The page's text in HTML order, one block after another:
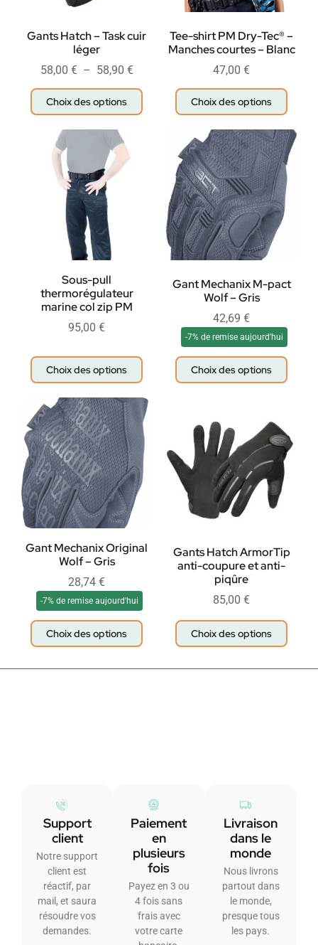
Gants Hatch – Task cuir
léger
58,00 € – 58,90 €
Choix des options
Tee-shirt PM Dry-Tec® –
Manches courtes – Blanc
47,00 €
Choix des options
Sous-pull
thermorégulateur
marine col zip PM
95,00 €
Choix des options
Gant Mechanix M-pact
Wolf – Gris
42,69 €
-7% de remise aujourd'hui
Choix des options
Gant Mechanix Original
Wolf – Gris
28,74 €
-7% de remise aujourd'hui
Choix des options
Gants Hatch ArmorTip
anti-coupure et anti-
piqûre
85,00 €
Choix des options
Support
client
Notre support
client est
réactif, par
mail, et saura
résoudre vos
demandes.
Paiement
en
plusieurs
fois
Payez en 3 ou
4 fois sans
frais avec
votre carte
Livraison
dans le
monde
Nous livrons
partout dans
le monde,
presque tous
les pays.